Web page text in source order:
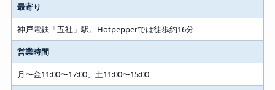
最寄り
神戸電鉄「五社」駅。Hotpepperでは徒歩約16分
営業時間
月〜金11:00〜17:00、土11:00〜15:00